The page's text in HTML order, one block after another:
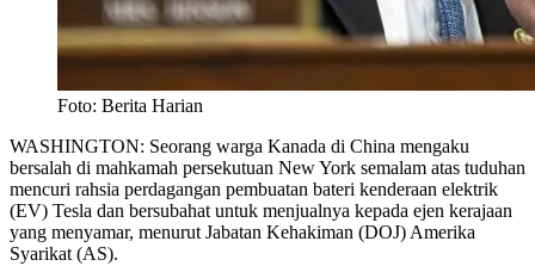
Foto: Berita Harian
WASHINGTON: Seorang warga Kanada di China mengaku
bersalah di mahkamah persekutuan New York semalam atas tuduhan
mencuri rahsia perdagangan pembuatan bateri kenderaan elektrik
(EV) Tesla dan bersubahat untuk menjualnya kepada ejen kerajaan
yang menyamar, menurut Jabatan Kehakiman (DOJ) Amerika
Syarikat (AS).